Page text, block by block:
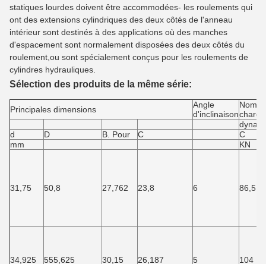
statiques lourdes doivent être accommodées- les roulements qui
ont des extensions cylindriques des deux côtés de l'anneau
intérieur sont destinés à des applications où des manches
d'espacement sont normalement disposées des deux côtés du
roulement,ou sont spécialement conçus pour les roulements de
cylindres hydrauliques.
Sélection des produits de la même série:
Principales dimensions
Angle
d'inclinaison
d
D B. Pour C
C
mm
KN
31,75 50,8 27,762 23,8 6 86,5
34,925 555,625 30,15 26,187 5 104